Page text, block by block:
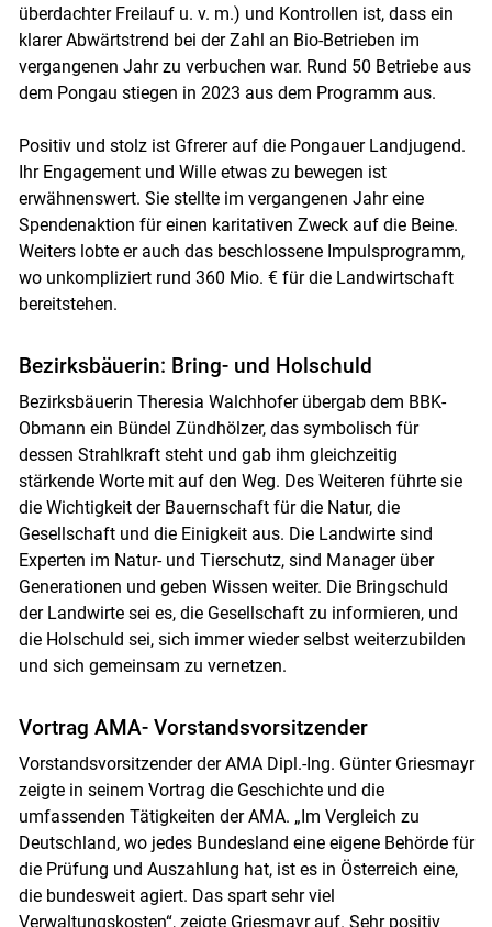
überdachter Freilauf u. v. m.) und Kontrollen ist, dass ein
klarer Abwärtstrend bei der Zahl an Bio-Betrieben im
vergangenen Jahr zu verbuchen war. Rund 50 Betriebe aus
dem Pongau stiegen in 2023 aus dem Programm aus.
Positiv und stolz ist Gfrerer auf die Pongauer Landjugend.
Ihr Engagement und Wille etwas zu bewegen ist
erwähnenswert. Sie stellte im vergangenen Jahr eine
Spendenaktion für einen karitativen Zweck auf die Beine.
Weiters lobte er auch das beschlossene Impulsprogramm,
wo unkompliziert rund 360 Mio. € für die Landwirtschaft
bereitstehen.
Bezirksbäuerin: Bring- und Holschuld
Bezirksbäuerin Theresia Walchhofer übergab dem BBK-
Obmann ein Bündel Zündhölzer, das symbolisch für
dessen Strahlkraft steht und gab ihm gleichzeitig
stärkende Worte mit auf den Weg. Des Weiteren führte sie
die Wichtigkeit der Bauernschaft für die Natur, die
Gesellschaft und die Einigkeit aus. Die Landwirte sind
Experten im Natur- und Tierschutz, sind Manager über
Generationen und geben Wissen weiter. Die Bringschuld
der Landwirte sei es, die Gesellschaft zu informieren, und
die Holschuld sei, sich immer wieder selbst weiterzubilden
und sich gemeinsam zu vernetzen.
Vortrag AMA- Vorstandsvorsitzender
Vorstandsvorsitzender der AMA Dipl.-Ing. Günter Griesmayr
zeigte in seinem Vortrag die Geschichte und die
umfassenden Tätigkeiten der AMA. „Im Vergleich zu
Deutschland, wo jedes Bundesland eine eigene Behörde für
die Prüfung und Auszahlung hat, ist es in Österreich eine,
die bundesweit agiert. Das spart sehr viel
Verwaltungskosten“, zeigte Griesmayr auf. Sehr positiv